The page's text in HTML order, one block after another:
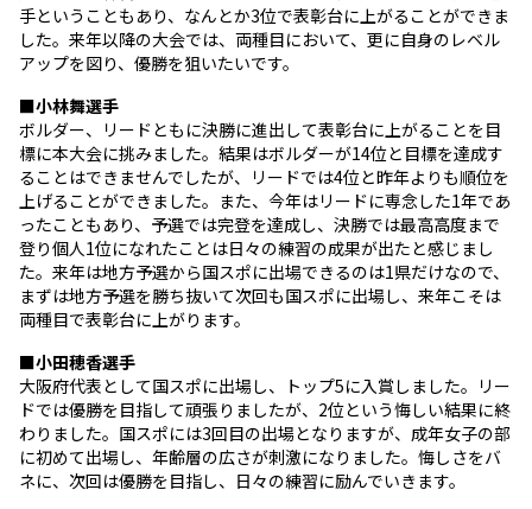
手ということもあり、なんとか3位で表彰台に上がることができま
した。来年以降の大会では、両種目において、更に自身のレベル
アップを図り、優勝を狙いたいです。
■小林舞選手
ボルダー、リードともに決勝に進出して表彰台に上がることを目
標に本大会に挑みました。結果はボルダーが14位と目標を達成す
ることはできませんでしたが、リードでは4位と昨年よりも順位を
上げることができました。また、今年はリードに専念した1年であ
ったこともあり、予選では完登を達成し、決勝では最高高度まで
登り個人1位になれたことは日々の練習の成果が出たと感じまし
た。来年は地方予選から国スポに出場できるのは1県だけなので、
まずは地方予選を勝ち抜いて次回も国スポに出場し、来年こそは
両種目で表彰台に上がります。
■小田穂香選手
大阪府代表として国スポに出場し、トップ5に入賞しました。リー
ドでは優勝を目指して頑張りましたが、2位という悔しい結果に終
わりました。国スポには3回目の出場となりますが、成年女子の部
に初めて出場し、年齢層の広さが刺激になりました。悔しさをバ
ネに、次回は優勝を目指し、日々の練習に励んでいきます。